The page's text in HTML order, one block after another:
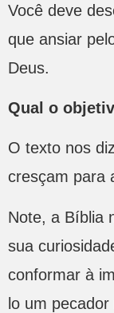
Você deve
que ansiar
Deus.
Qual o
O texto nos
cresçam para
Note, a Bíblia
sua
conformar à
lo um